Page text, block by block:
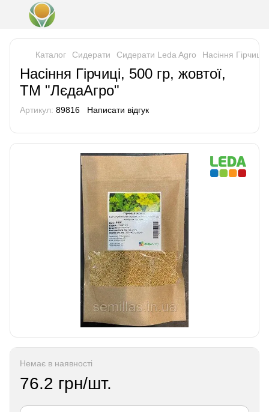
Каталог Сидерати Сидерати Leda Agro Насіння
Насіння Гірчиці, 500 гр, жовтої,
ТМ "ЛєдаАгро"
Артикул: 89816 Написати відгук
Немає в наявності
76.2 грн/шт.